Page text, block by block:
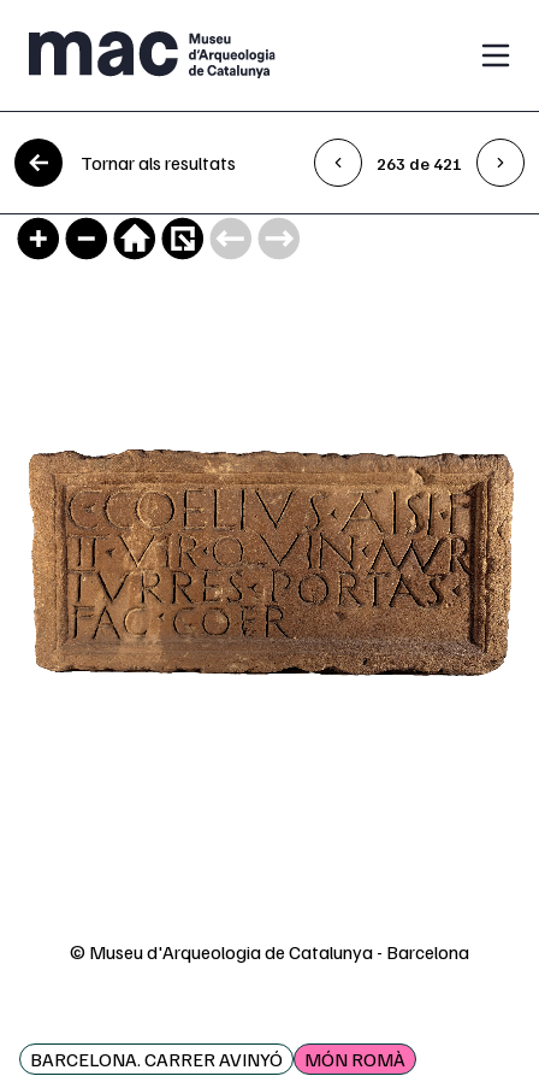
Vés al contingut
Tornar als resultats 263 de 421
© Museu d'Arqueologia de Catalunya - Barcelona
BARCELONA. CARRER AVINYÓ MÓN ROMÀ